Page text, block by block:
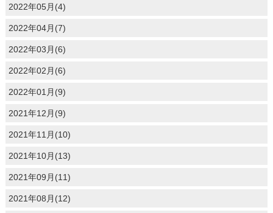
2022年05月(4)
2022年04月(7)
2022年03月(6)
2022年02月(6)
2022年01月(9)
2021年12月(9)
2021年11月(10)
2021年10月(13)
2021年09月(11)
2021年08月(12)